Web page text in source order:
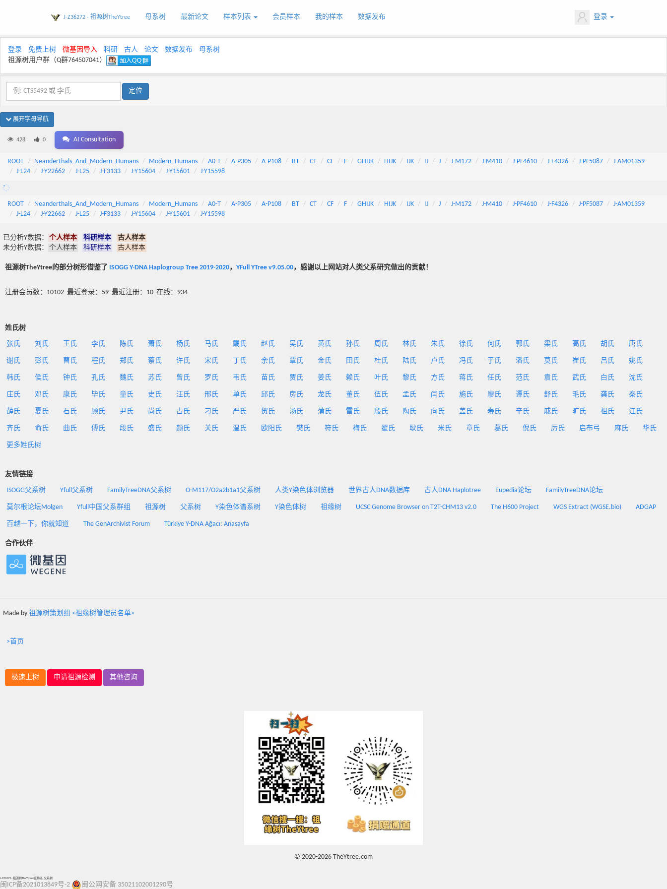
J-Z36272 - 祖源树TheYtree 母系树 最新论文 样本列表 会员样本 我的样本 数据发布 登录
登录 免费上树 微基因导入 科研 古人 论文 数据发布
母系树
祖源树用户群（Q群764507041）
展开字母导航
428 0 AI Consultation
ROOT Neanderthals_And_Modern_Humans Modern_Humans A0-T A-P305 A-P108 BT CT CF F GHIJK HIJK IJK IJ J J-M172 J-M410 J-PF4610 J-F4326 J-PF5087
J-AM01359
J-L24
J-Y22662 J-L25 J-F3133 J-Y15604 J-Y15601 J-Y15598
ROOT Neanderthals_And_Modern_Humans Modern_Humans A0-T A-P305 A-P108 BT CT CF F GHIJK HIJK IJK IJ J J-M172 J-M410 J-PF4610 J-F4326 J-PF5087
J-AM01359
J-L24
J-Y22662 J-L25 J-F3133 J-Y15604 J-Y15601 J-Y15598
已分析Y数据： 个人样本 科研样本
古人样本
未分析Y数据：
个人样本 科研样本 古人样本
祖源树TheYtree的部分树形借鉴了 ISOGG Y-DNA Haplogroup Tree 2019-2020， YFull YTree v9.05.00，感谢以上网站对人类父系研究做出的贡献！
注册会员数：10102 最近登录：59 最近注册：10 在线：934
姓氏树
张氏 刘氏 王氏 李氏 陈氏 萧氏 杨氏 马氏 戴氏 赵氏 吴氏 黄氏 孙氏 周氏 林氏 朱氏 徐氏 何氏 郭氏 梁氏 高氏 胡氏 唐氏
谢氏 彭氏 曹氏 程氏 郑氏 蔡氏 许氏 宋氏 丁氏 余氏 覃氏 金氏 田氏 杜氏 陆氏 卢氏 冯氏 于氏 潘氏 莫氏 崔氏 吕氏 姚氏
韩氏 侯氏 钟氏 孔氏 魏氏 苏氏 曾氏 罗氏 韦氏 苗氏 贾氏 姜氏 赖氏 叶氏 黎氏 方氏 蒋氏 任氏 范氏 袁氏 武氏 白氏 沈氏
庄氏 邓氏 康氏 毕氏 童氏 史氏 汪氏 邢氏 单氏 邱氏 房氏 龙氏 董氏 伍氏 孟氏 闫氏 施氏 廖氏 谭氏 舒氏 毛氏 龚氏 秦氏
薛氏 夏氏 石氏 顾氏 尹氏 尚氏 古氏 刁氏 严氏 贺氏 汤氏 蒲氏 雷氏 殷氏 陶氏 向氏 盖氏 寿氏 辛氏 戚氏 旷氏 祖氏 江氏
齐氏 俞氏 曲氏 傅氏 段氏 盛氏 颜氏 关氏 温氏 欧阳氏 樊氏 符氏 梅氏 翟氏 耿氏 米氏 章氏 葛氏 倪氏 厉氏 启布弓 麻氏 华氏
更多姓氏树
友情链接
ISOGG父系树 Yfull父系树 FamilyTreeDNA父系树 O-M117/O2a2b1a1父系树 人类Y染色体浏览器 世界古人DNA数据库 古人DNA Haplotree Eupedia论坛 FamilyTreeDNA论坛
莫尔根论坛Molgen Yfull中国父系群组 祖源树 父系树 Y染色体谱系树 Y染色体树 祖缘树 UCSC Genome Browser on T2T-CHM13 v2.0 The H600 Project WGS Extract (WGSE.bio) ADGAP
百越一下，你就知道 The GenArchivist Forum Türkiye Y-DNA Ağacı: Anasayfa
合作伙伴
Made by 祖源树策划组 <祖缘树管理员名单>
>首页
极速上树 申请祖源检测 其他咨询
© 2020-2026 TheYtree.com
J-Z36272 - 祖源树TheYtree 祖源树, 父系树
闽ICP备2021013849号-2 闽公网安备 35021102001290号